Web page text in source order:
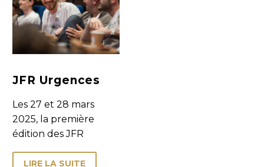
JFR Urgences
Les 27 et 28 mars
2025, la première
édition des JFR
au Centre des
LIRE LA SUITE